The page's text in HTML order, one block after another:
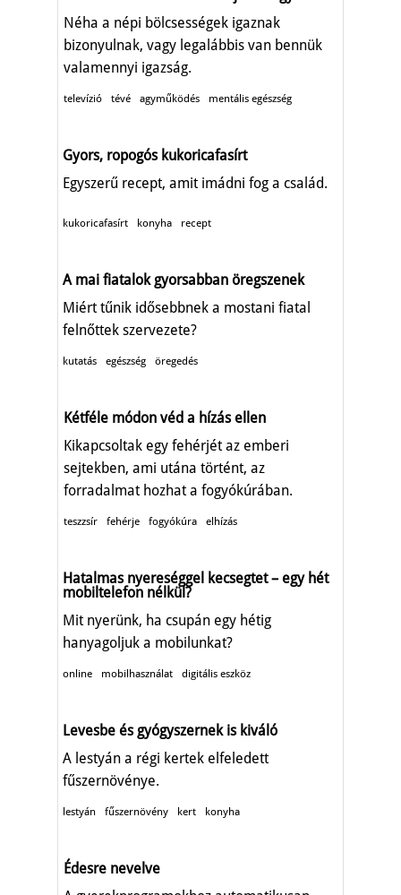
Néha a népi bölcsességek igaznak
bizonyulnak, vagy legalábbis van bennük
valamennyi igazság.
televízió tévé agyműködés mentális egészség
Gyors, ropogós kukoricafasírt
Egyszerű recept, amit imádni fog a család.
kukoricafasírt konyha recept
A mai fiatalok gyorsabban öregszenek
Miért tűnik idősebbnek a mostani fiatal
felnőttek szervezete?
kutatás egészség öregedés
Kétféle módon véd a hízás ellen
Kikapcsoltak egy fehérjét az emberi
sejtekben, ami utána történt, az
forradalmat hozhat a fogyókúrában.
teszzsír fehérje fogyókúra elhízás
Hatalmas nyereséggel kecsegtet – egy hét
mobiltelefon nélkül?
Mit nyerünk, ha csupán egy hétig
hanyagoljuk a mobilunkat?
online mobilhasználat digitális eszköz
Levesbe és gyógyszernek is kiváló
A lestyán a régi kertek elfeledett
fűszernövénye.
lestyán fűszernövény kert konyha
Édesre nevelve